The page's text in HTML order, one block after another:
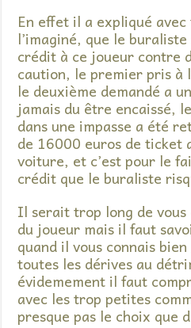
En effet il a expliqué
l’imaginé, que le
crédit à ce joueur contre
caution, le premier pris à
le deuxième demandé a
jamais du être encaissé,
dans une impasse a été
de 16000 euros de ticket
voiture, et c’est pour le
crédit que le buraliste
Il serait trop long de vous
du joueur mais il faut
quand il vous connais
toutes les dérives au
évidemement il faut
avec les trop petites
presque pas le choix que